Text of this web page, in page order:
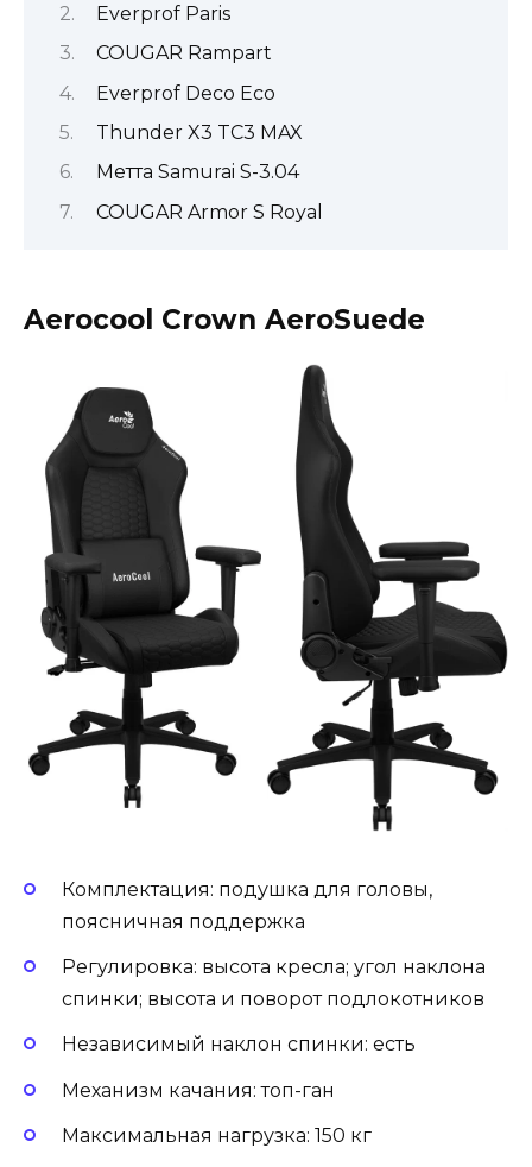
Everprof Paris
COUGAR Rampart
Everprof Deco Eco
Thunder X3 TC3 MAX
Метта Samurai S-3.04
COUGAR Armor S Royal
Aerocool Crown AeroSuede
Комплектация: подушка для головы,
поясничная поддержка
Регулировка: высота кресла; угол наклона
спинки; высота и поворот подлокотников
Независимый наклон спинки: есть
Механизм качания: топ-ган
Максимальная нагрузка: 150 кг